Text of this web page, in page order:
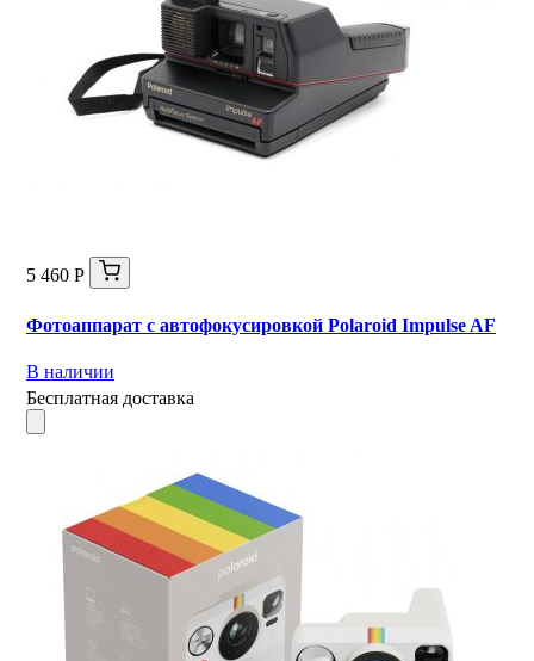
5 460 Р
Фотоаппарат с автофокусировкой Polaroid Impulse AF
В наличии
Бесплатная доставка